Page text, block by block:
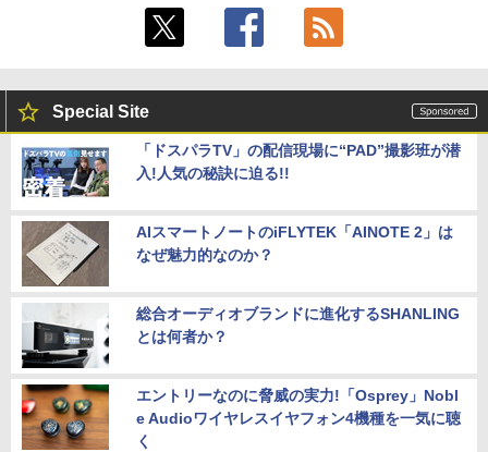
Special Site
「ドスパラTV」の配信現場に“PAD”撮影班が潜
入!人気の秘訣に迫る!!
AIスマートノートのiFLYTEK「AINOTE 2」は
なぜ魅力的なのか？
総合オーディオブランドに進化するSHANLING
とは何者か？
エントリーなのに脅威の実力!「Osprey」Nobl
e Audioワイヤレスイヤフォン4機種を一気に聴
く